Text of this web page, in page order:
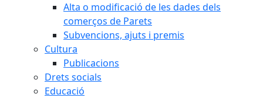
Alta o modificació de les dades dels
comerços de Parets
Subvencions, ajuts i premis
Cultura
Publicacions
Drets socials
Educació